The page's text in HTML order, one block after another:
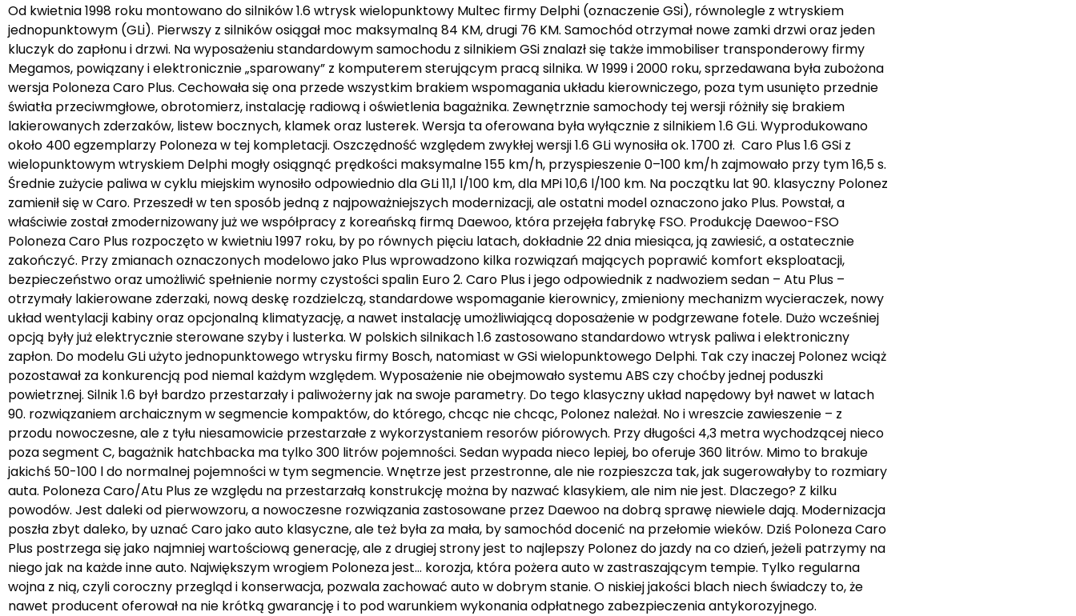
Od kwietnia 1998 roku montowano do silników 1.6 wtrysk wielopunktowy Multec firmy Delphi (oznaczenie GSi), równolegle z wtryskiem
jednopunktowym (GLi). Pierwszy z silników osiągał moc maksymalną 84 KM, drugi 76 KM. Samochód otrzymał nowe zamki drzwi oraz jeden
kluczyk do zapłonu i drzwi. Na wyposażeniu standardowym samochodu z silnikiem GSi znalazł się także immobiliser transponderowy firmy
Megamos, powiązany i elektronicznie „sparowany” z komputerem sterującym pracą silnika. W 1999 i 2000 roku, sprzedawana była zubożona
wersja Poloneza Caro Plus. Cechowała się ona przede wszystkim brakiem wspomagania układu kierowniczego, poza tym usunięto przednie
światła przeciwmgłowe, obrotomierz, instalację radiową i oświetlenia bagażnika. Zewnętrznie samochody tej wersji różniły się brakiem
lakierowanych zderzaków, listew bocznych, klamek oraz lusterek. Wersja ta oferowana była wyłącznie z silnikiem 1.6 GLi. Wyprodukowano
około 400 egzemplarzy Poloneza w tej kompletacji. Oszczędność względem zwykłej wersji 1.6 GLi wynosiła ok. 1700 zł. Caro Plus 1.6 GSi z
wielopunktowym wtryskiem Delphi mogły osiągnąć prędkości maksymalne 155 km/h, przyspieszenie 0–100 km/h zajmowało przy tym 16,5 s.
Średnie zużycie paliwa w cyklu miejskim wynosiło odpowiednio dla GLi 11,1 l/100 km, dla MPi 10,6 l/100 km. Na początku lat 90. klasyczny Polonez
zamienił się w Caro. Przeszedł w ten sposób jedną z najpoważniejszych modernizacji, ale ostatni model oznaczono jako Plus. Powstał, a
właściwie został zmodernizowany już we współpracy z koreańską firmą Daewoo, która przejęła fabrykę FSO. Produkcję Daewoo-FSO
Poloneza Caro Plus rozpoczęto w kwietniu 1997 roku, by po równych pięciu latach, dokładnie 22 dnia miesiąca, ją zawiesić, a ostatecznie
zakończyć. Przy zmianach oznaczonych modelowo jako Plus wprowadzono kilka rozwiązań mających poprawić komfort eksploatacji,
bezpieczeństwo oraz umożliwić spełnienie normy czystości spalin Euro 2. Caro Plus i jego odpowiednik z nadwoziem sedan – Atu Plus –
otrzymały lakierowane zderzaki, nową deskę rozdzielczą, standardowe wspomaganie kierownicy, zmieniony mechanizm wycieraczek, nowy
układ wentylacji kabiny oraz opcjonalną klimatyzację, a nawet instalację umożliwiającą doposażenie w podgrzewane fotele. Dużo wcześniej
opcją były już elektrycznie sterowane szyby i lusterka. W polskich silnikach 1.6 zastosowano standardowo wtrysk paliwa i elektroniczny
zapłon. Do modelu GLi użyto jednopunktowego wtrysku firmy Bosch, natomiast w GSi wielopunktowego Delphi. Tak czy inaczej Polonez wciąż
pozostawał za konkurencją pod niemal każdym względem. Wyposażenie nie obejmowało systemu ABS czy choćby jednej poduszki
powietrznej. Silnik 1.6 był bardzo przestarzały i paliwożerny jak na swoje parametry. Do tego klasyczny układ napędowy był nawet w latach
90. rozwiązaniem archaicznym w segmencie kompaktów, do którego, chcąc nie chcąc, Polonez należał. No i wreszcie zawieszenie – z
przodu nowoczesne, ale z tyłu niesamowicie przestarzałe z wykorzystaniem resorów piórowych. Przy długości 4,3 metra wychodzącej nieco
poza segment C, bagażnik hatchbacka ma tylko 300 litrów pojemności. Sedan wypada nieco lepiej, bo oferuje 360 litrów. Mimo to brakuje
jakichś 50-100 l do normalnej pojemności w tym segmencie. Wnętrze jest przestronne, ale nie rozpieszcza tak, jak sugerowałyby to rozmiary
auta. Poloneza Caro/Atu Plus ze względu na przestarzałą konstrukcję można by nazwać klasykiem, ale nim nie jest. Dlaczego? Z kilku
powodów. Jest daleki od pierwowzoru, a nowoczesne rozwiązania zastosowane przez Daewoo na dobrą sprawę niewiele dają. Modernizacja
poszła zbyt daleko, by uznać Caro jako auto klasyczne, ale też była za mała, by samochód docenić na przełomie wieków. Dziś Poloneza Caro
Plus postrzega się jako najmniej wartościową generację, ale z drugiej strony jest to najlepszy Polonez do jazdy na co dzień, jeżeli patrzymy na
niego jak na każde inne auto. Największym wrogiem Poloneza jest… korozja, która pożera auto w zastraszającym tempie. Tylko regularna
wojna z nią, czyli coroczny przegląd i konserwacja, pozwala zachować auto w dobrym stanie. O niskiej jakości blach niech świadczy to, że
nawet producent oferował na nie krótką gwarancję i to pod warunkiem wykonania odpłatnego zabezpieczenia antykorozyjnego.